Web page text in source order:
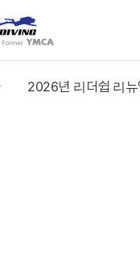
2026년 리더쉽 리뉴